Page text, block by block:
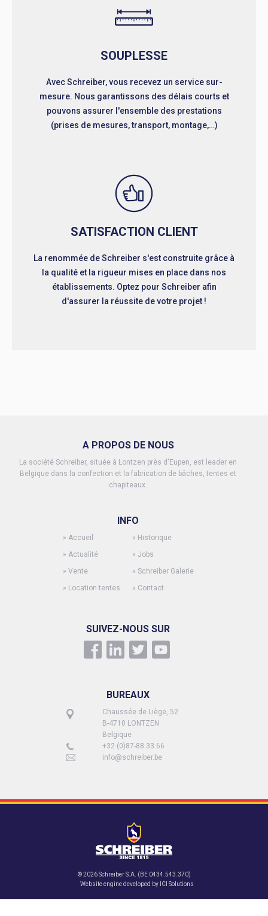
SOUPLESSE
Avec Schreiber, vous recevez un service sur-
mesure. Nous garantissons des délais courts et
pouvons assurer l'ensemble des prestations
(prises de mesures, transport, montage,…)
SATISFACTION CLIENT
La renommée de Schreiber s'est construite grâce à
la qualité et la rigueur mises en place dans nos
établissements. Optez pour Schreiber afin
d'assurer la réussite de votre projet !
A PROPOS DE NOUS
La société Schreiber, située à Lontzen près d'Eupen, est leader en
Belgique dans la confection et la fabrication de bâches, tentes et
chapiteaux.
INFO
» Accueil
» Actualité
» Vente
» Location tentes
» Historique
» Jobs
» Schreiber Galerie
» Contact
SUIVEZ-NOUS SUR
BUREAUX
Chaussée de Liège, 52
B-4710 LONTZEN
Belgique
+32 (0)87-88.33.66
info@schreiber.be
© 2026 Schreiber S.A. (BE 0434.543.370)
Website engine developed by ICI Solutions